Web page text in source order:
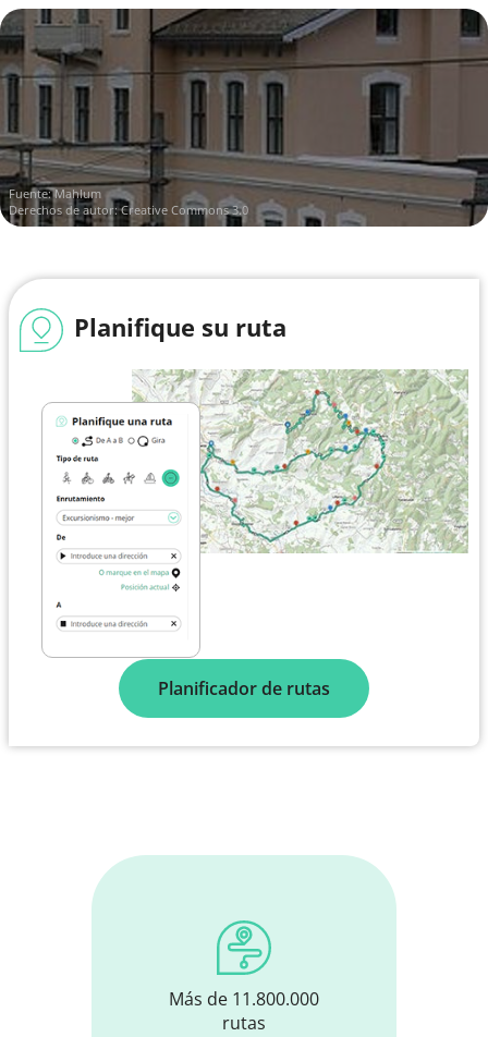
Fuente:Mahlum
Derechos de autor: Creative Commons 3.0
Planifique su ruta
Planificador de rutas
Más de 11.800.000
rutas